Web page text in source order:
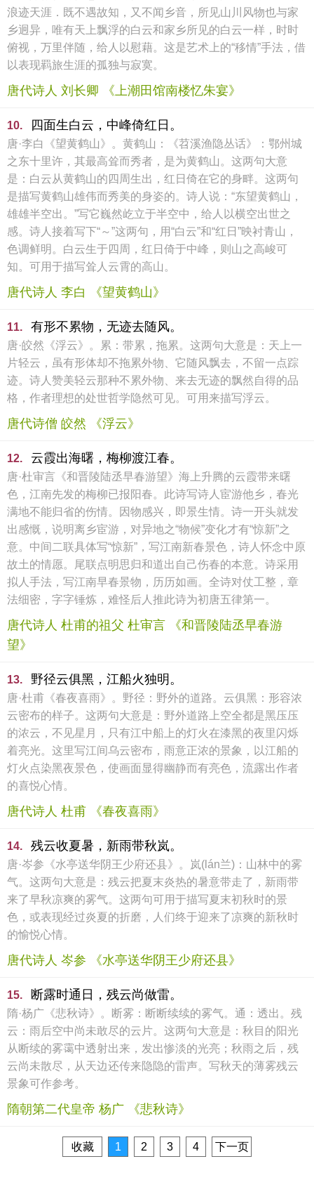
浪迹天涯．既不遇故知，又不闻乡音，所见山川风物也与家
乡迥异，唯有天上飘浮的白云和家乡所见的白云一样，时时
俯视，万里伴随，给人以慰藉。这是艺术上的“移情”手法，借
以表现羁旅生涯的孤独与寂寞。
唐代诗人 刘长卿 《上潮田馆南楼忆朱宴》
10. 四面生白云，中峰倚红日。
唐·李白《望黄鹤山》。黄鹤山：《苕溪渔隐丛话》：鄂州城
之东十里许，其最高耸而秀者，是为黄鹤山。这两句大意
是：白云从黄鹤山的四周生出，红日倚在它的身畔。这两句
是描写黄鹤山雄伟而秀美的身姿的。诗人说：“东望黄鹤山，
雄雄半空出。”写它巍然屹立于半空中，给人以横空出世之
感。诗人接着写下“～”这两句，用“白云”和“红日”映衬青山，
色调鲜明。白云生于四周，红日倚于中峰，则山之高峻可
知。可用于描写耸人云霄的高山。
唐代诗人 李白 《望黄鹤山》
11. 有形不累物，无迹去随风。
唐·皎然《浮云》。累：带累，拖累。这两句大意是：天上一
片轻云，虽有形体却不拖累外物、它随风飘去，不留一点踪
迹。诗人赞美轻云那种不累外物、来去无迹的飘然自得的品
格，作者理想的处世哲学隐然可见。可用来描写浮云。
唐代诗僧 皎然 《浮云》
12. 云霞出海曙，梅柳渡江春。
唐·杜审言《和晋陵陆丞早春游望》海上升腾的云霞带来曙
色，江南先发的梅柳已报阳春。此诗写诗人宦游他乡，春光
满地不能归省的伤情。因物感兴，即景生情。诗一开头就发
出感慨，说明离乡宦游，对异地之“物候”变化才有“惊新”之
意。中间二联具体写“惊新”，写江南新春景色，诗人怀念中原
故土的情愿。尾联点明思归和道出自己伤春的本意。诗采用
拟人手法，写江南早春景物，历历如画。全诗对仗工整，章
法细密，字字锤炼，难怪后人推此诗为初唐五律第一。
唐代诗人 杜甫的祖父 杜审言 《和晋陵陆丞早春游
望》
13. 野径云俱黑，江船火独明。
唐·杜甫《春夜喜雨》。野径：野外的道路。云俱黑：形容浓
云密布的样子。这两句大意是：野外道路上空全都是黑压压
的浓云，不见星月，只有江中船上的灯火在漆黑的夜里闪烁
着亮光。这里写江间乌云密布，雨意正浓的景象，以江船的
灯火点染黑夜景色，使画面显得幽静而有亮色，流露出作者
的喜悦心情。
唐代诗人 杜甫 《春夜喜雨》
14. 残云收夏暑，新雨带秋岚。
唐·岑参《水亭送华阴王少府还县》。岚(lán兰)：山林中的雾
气。这两句大意是：残云把夏末炎热的暑意带走了，新雨带
来了早秋凉爽的雾气。这两句可用于描写夏末初秋时的景
色，或表现经过炎夏的折磨，人们终于迎来了凉爽的新秋时
的愉悦心情。
唐代诗人 岑参 《水亭送华阴王少府还县》
15. 断露时通日，残云尚做雷。
隋·杨广《悲秋诗》。断雾：断断续续的雾气。通：透出。残
云：雨后空中尚未敢尽的云片。这两句大意是：秋目的阳光
从断续的雾霭中透射出来，发出惨淡的光亮；秋雨之后，残
云尚未散尽，从天边还传来隐隐的雷声。写秋天的薄雾残云
景象可作参考。
隋朝第二代皇帝 杨广 《悲秋诗》
收藏 1 2 3 4 下一页